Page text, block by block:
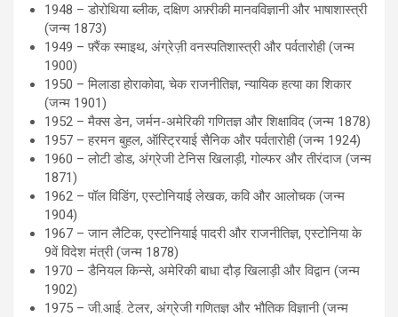
1948 – डोरोथिया ब्लीक, दक्षिण अफ़्रीकी मानवविज्ञानी और भाषाशास्त्री
(जन्म 1873)
1949 – फ़्रैंक स्माइथ, अंग्रेज़ी वनस्पतिशास्त्री और पर्वतारोही (जन्म
1900)
1950 – मिलाडा होराकोवा, चेक राजनीतिज्ञ, न्यायिक हत्या का शिकार
(जन्म 1901)
1952 – मैक्स डेन, जर्मन-अमेरिकी गणितज्ञ और शिक्षाविद (जन्म 1878)
1957 – हरमन बुहल, ऑस्ट्रियाई सैनिक और पर्वतारोही (जन्म 1924)
1960 – लोटी डोड, अंग्रेजी टेनिस खिलाड़ी, गोल्फर और तीरंदाज (जन्म
1871)
1962 – पॉल विडिंग, एस्टोनियाई लेखक, कवि और आलोचक (जन्म
1904)
1967 – जान लैटिक, एस्टोनियाई पादरी और राजनीतिज्ञ, एस्टोनिया के
9वें विदेश मंत्री (जन्म 1878)
1970 – डैनियल किन्से, अमेरिकी बाधा दौड़ खिलाड़ी और विद्वान (जन्म
1902)
1975 – जी.आई. टेलर, अंग्रेजी गणितज्ञ और भौतिक विज्ञानी (जन्म